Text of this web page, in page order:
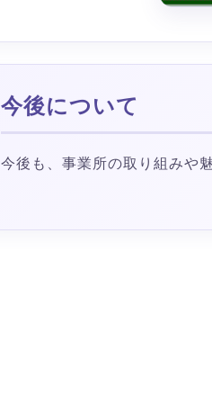
今後について
今後も、事業所の取り組みや